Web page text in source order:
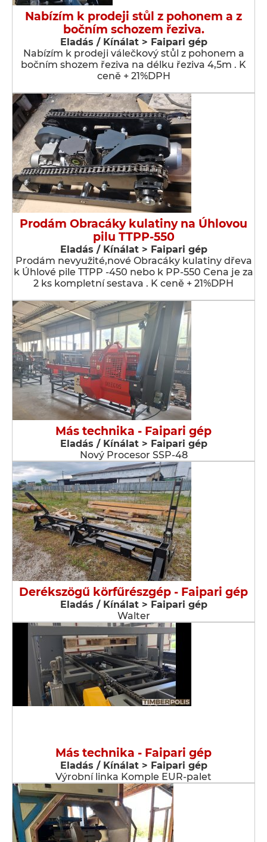
Nabízím k prodeji stůl z pohonem a z
bočním schozem řeziva.
Eladás / Kínálat > Faipari gép
Nabízím k prodeji válečkový stůl z pohonem a
bočním shozem řeziva na délku řeziva 4,5m . K
ceně + 21%DPH
Prodám Obracáky kulatiny na Úhlovou
pilu TTPP-550
Eladás / Kínálat > Faipari gép
Prodám nevyužité,nové Obracáky kulatiny dřeva
k Úhlové pile TTPP -450 nebo k PP-550 Cena je za
2 ks kompletní sestava . K ceně + 21%DPH
Más technika - Faipari gép
Eladás / Kínálat > Faipari gép
Nový Procesor SSP-48
Derékszögű körfűrészgép - Faipari gép
Eladás / Kínálat > Faipari gép
Walter
Más technika - Faipari gép
Eladás / Kínálat > Faipari gép
Výrobní linka Komple EUR-palet